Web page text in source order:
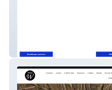
Manuel & Martina Beratung